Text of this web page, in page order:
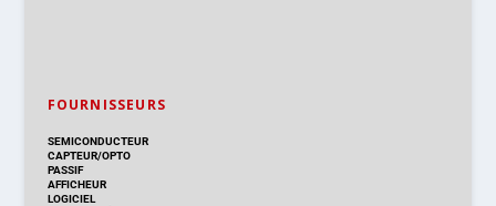
FOURNISSEURS
SEMICONDUCTEUR
CAPTEUR/OPTO
PASSIF
AFFICHEUR
LOGICIEL